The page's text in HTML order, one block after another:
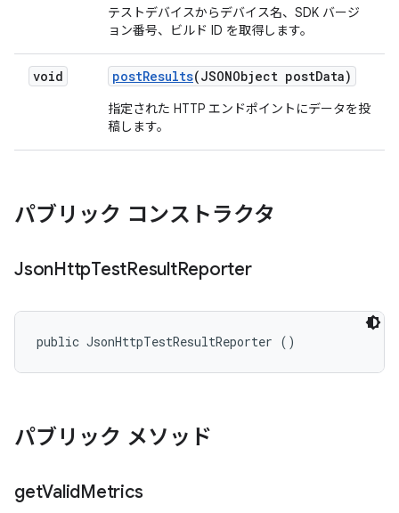
テストデバイスからデバイス名、SDK バージ
ョン番号、ビルド ID を取得します。
void postResults(JSONObject postData)
指定された HTTP エンドポイントにデータを投
稿します。
パブリック コンストラクタ
JsonHttpTestResultReporter
public JsonHttpTestResultReporter ()
パブリック メソッド
getValidMetrics